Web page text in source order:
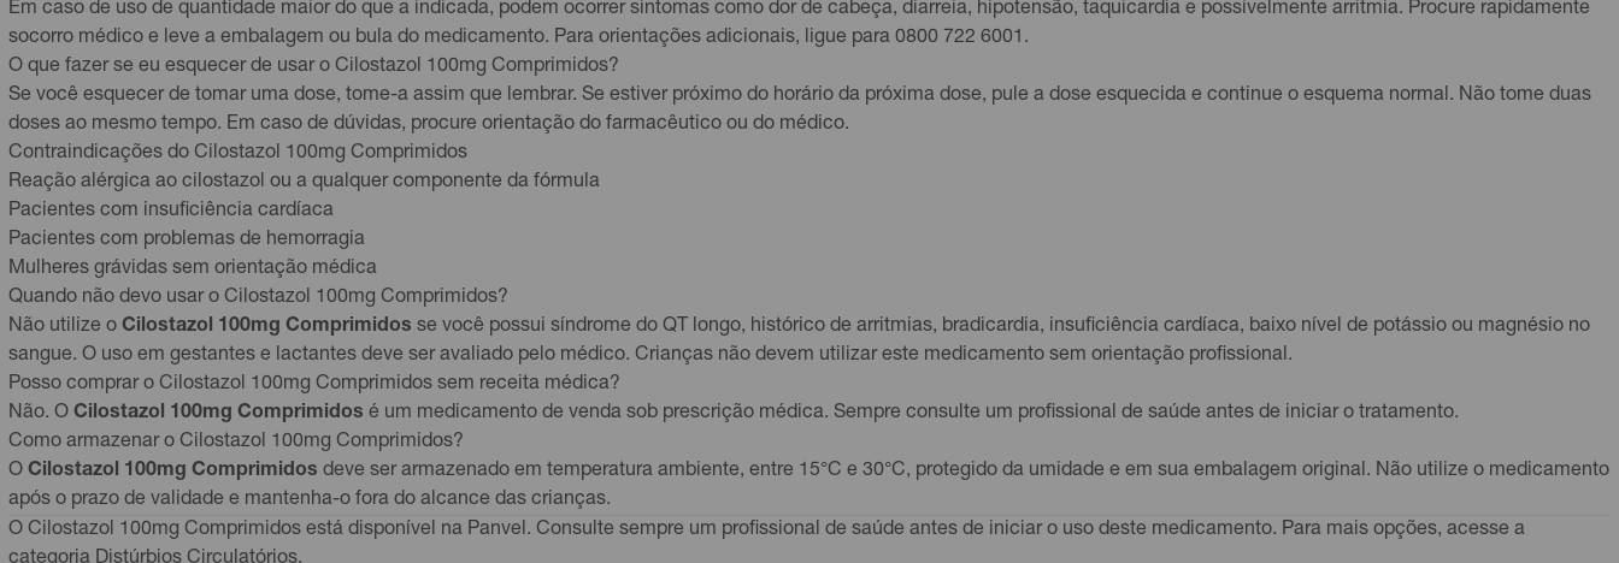
Em caso de uso de quantidade maior do que a indicada, podem ocorrer sintomas como dor de cabeça, diarreia, hipotensão, taquicardia e possivelmente arritmia. Procure rapidamente
socorro médico e leve a embalagem ou bula do medicamento. Para orientações adicionais, ligue para 0800 722 6001.
O que fazer se eu esquecer de usar o Cilostazol 100mg Comprimidos?
Se você esquecer de tomar uma dose, tome-a assim que lembrar. Se estiver próximo do horário da próxima dose, pule a dose esquecida e continue o esquema normal. Não tome duas
doses ao mesmo tempo. Em caso de dúvidas, procure orientação do farmacêutico ou do médico.
Contraindicações do Cilostazol 100mg Comprimidos
Reação alérgica ao cilostazol ou a qualquer componente da fórmula
Pacientes com insuficiência cardíaca
Pacientes com problemas de hemorragia
Mulheres grávidas sem orientação médica
Quando não devo usar o Cilostazol 100mg Comprimidos?
Não utilize o Cilostazol 100mg Comprimidos se você possui síndrome do QT longo, histórico de arritmias, bradicardia, insuficiência cardíaca, baixo nível de potássio ou magnésio no
sangue. O uso em gestantes e lactantes deve ser avaliado pelo médico. Crianças não devem utilizar este medicamento sem orientação profissional.
Posso comprar o Cilostazol 100mg Comprimidos sem receita médica?
Não. O Cilostazol 100mg Comprimidos é um medicamento de venda sob prescrição médica. Sempre consulte um profissional de saúde antes de iniciar o tratamento.
Como armazenar o Cilostazol 100mg Comprimidos?
O Cilostazol 100mg Comprimidos deve ser armazenado em temperatura ambiente, entre 15°C e 30°C, protegido da umidade e em sua embalagem original. Não utilize o medicamento
após o prazo de validade e mantenha-o fora do alcance das crianças.
O Cilostazol 100mg Comprimidos está disponível na Panvel. Consulte sempre um profissional de saúde antes de iniciar o uso deste medicamento. Para mais opções, acesse a